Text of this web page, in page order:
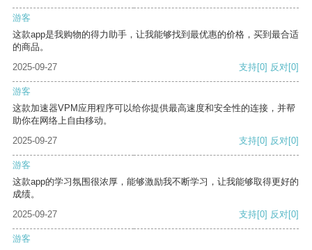
游客
这款app是我购物的得力助手，让我能够找到最优惠的价格，买到最合适
的商品。
2025-09-27
支持[0] 反对[0]
游客
这款加速器VPM应用程序可以给你提供最高速度和安全性的连接，并帮
助你在网络上自由移动。
2025-09-27
支持[0] 反对[0]
游客
这款app的学习氛围很浓厚，能够激励我不断学习，让我能够取得更好的
成绩。
2025-09-27
支持[0] 反对[0]
游客